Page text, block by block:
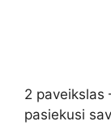
2 paveikslas
pasiekusi